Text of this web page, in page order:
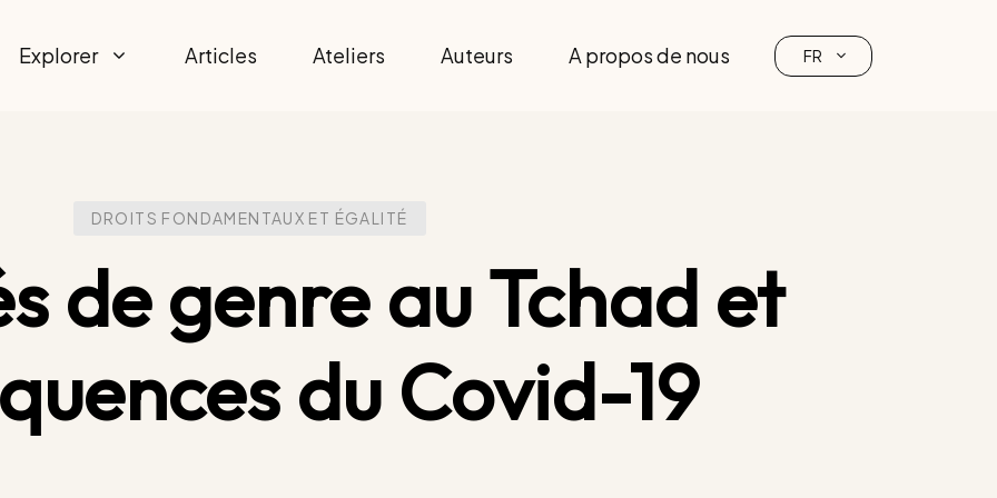
Explorer Articles Ateliers Auteurs A propos de nous FR
DROITS FONDAMENTAUX ET ÉGALITÉ
de genre au Tchad et
du Covid-19